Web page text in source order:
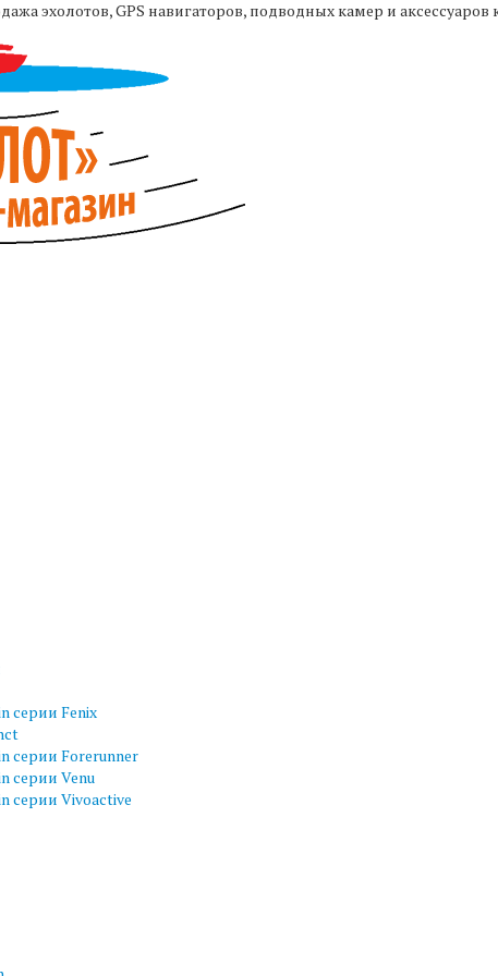
эхолотов, GPS навигаторов, подводных камер и аксессуаров
серии Fenix
серии Forerunner
серии Venu
серии Vivoactive